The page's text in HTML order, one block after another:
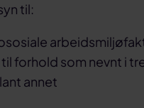
til:
forhold som nevnt i
annet